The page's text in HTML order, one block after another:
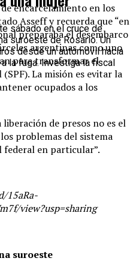
encarcelamiento en los
Asseff y recuerda que “en
preparaba el desembarco
argentinas como uno
para transformar el
La misión es evitar la
ocupados a los
de presos no es el
problemas del sistema
en particular”.
15aRa-
view?usp=sharing
sábado en el cruce de
suroeste de Rosario. Un
desde un automóvil hacia
la fuga. Investiga la fiscal
suroeste